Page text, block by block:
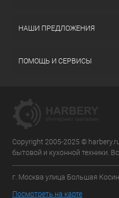
НАШИ ПРЕДЛОЖЕНИЯ
ПОМОЩЬ И СЕРВИСЫ
Copyright 2005-2025 ©
бытовой и кухонной техники.
г. Москва улица Большая
Посмотреть на карте